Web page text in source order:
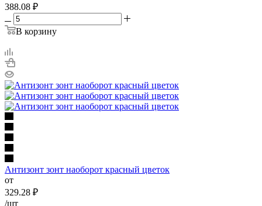
388.08 ₽
В корзину
Антизонт зонт наоборот красный цветок
от
329.28 ₽
/шт